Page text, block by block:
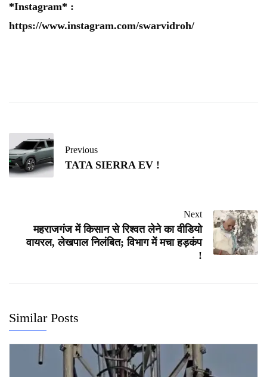
*Instagram* :
https://www.instagram.com/swarvidroh/
Previous
TATA SIERRA EV !
Next
महराजगंज में किसान से रिश्वत लेने का वीडियो
वायरल, लेखपाल निलंबित; विभाग में मचा हड़कंप
!
Similar Posts